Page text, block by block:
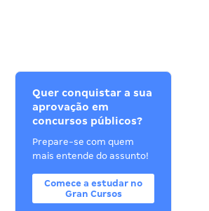
Quer conquistar a sua
aprovação em
concursos públicos?
Prepare-se com quem
mais entende do assunto!
Comece a estudar no
Gran Cursos